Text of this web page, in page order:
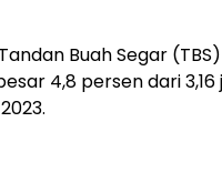
Buah Segar (TBS)
4,8 persen dari